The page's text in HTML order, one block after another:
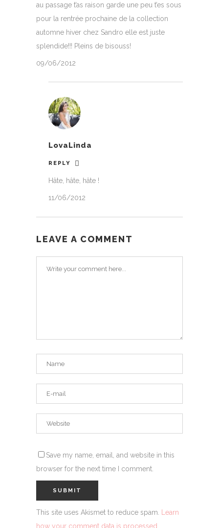
au passage t’as raison garde une peu t’es sous
pour la rentrée prochaine de la collection
automne hiver chez Sandro elle est juste
splendide!!! Pleins de bisouss!
09/06/2012
LovaLinda
REPLY
Hâte, hâte, hâte !
11/06/2012
LEAVE A COMMENT
Save my name, email, and website in this
browser for the next time I comment.
This site uses Akismet to reduce spam.
Learn
how your comment data is processed.